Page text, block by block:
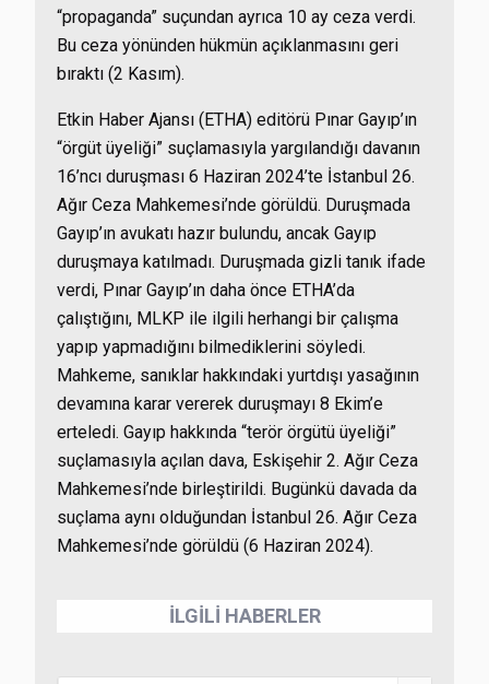
“propaganda” suçundan ayrıca 10 ay ceza verdi.
Bu ceza yönünden hükmün açıklanmasını geri
bıraktı (2 Kasım).
Etkin Haber Ajansı (ETHA) editörü Pınar Gayıp’ın
“örgüt üyeliği” suçlamasıyla yargılandığı davanın
16’ncı duruşması 6 Haziran 2024’te İstanbul 26.
Ağır Ceza Mahkemesi’nde görüldü. Duruşmada
Gayıp’ın avukatı hazır bulundu, ancak Gayıp
duruşmaya katılmadı. Duruşmada gizli tanık ifade
verdi, Pınar Gayıp’ın daha önce ETHA’da
çalıştığını, MLKP ile ilgili herhangi bir çalışma
yapıp yapmadığını bilmediklerini söyledi.
Mahkeme, sanıklar hakkındaki yurtdışı yasağının
devamına karar vererek duruşmayı 8 Ekim’e
erteledi. Gayıp hakkında “terör örgütü üyeliği”
suçlamasıyla açılan dava, Eskişehir 2. Ağır Ceza
Mahkemesi’nde birleştirildi. Bugünkü davada da
suçlama aynı olduğundan İstanbul 26. Ağır Ceza
Mahkemesi’nde görüldü (6 Haziran 2024).
İLGİLİ HABERLER